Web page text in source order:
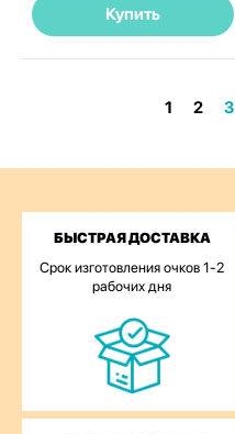
Купить
1 2 3
БЫСТРАЯ ДОСТАВКА
Срок изготовления очков 1-2
рабочих дня